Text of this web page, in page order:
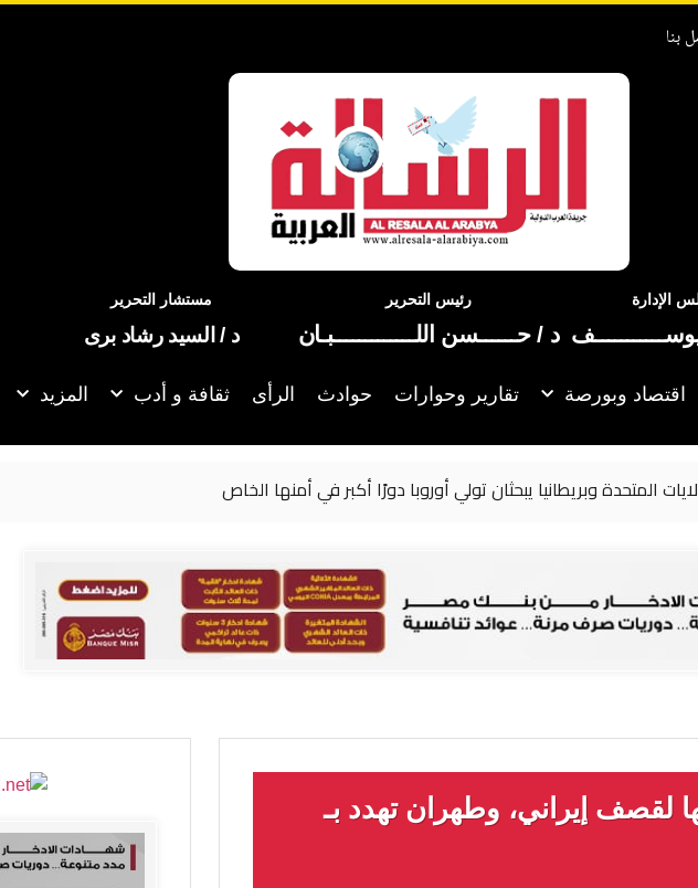
بنا
الإدارة رئيس التحرير
د / حــــــسن اللـــــــــــــبـان
مستشار التحرير
د / السيد رشاد برى
اقتصاد وبورصة تقارير وحوارات حوادث الرأى ثقافة و أدب المزيد
المتحدة وبريطانيا يبحثان تولي أوروبا دورًا أكبر في أمنها الخاص
لقصف إيراني، وطهران تهدد بـ